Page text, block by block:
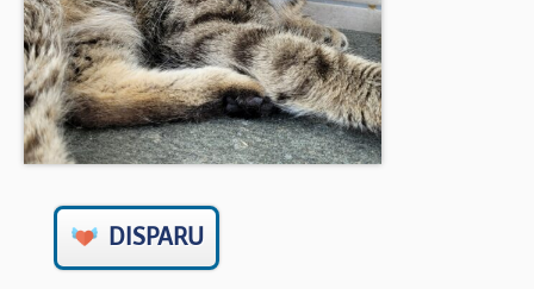
CONTACT
BOUTIQUE
FORUM
DISPARU